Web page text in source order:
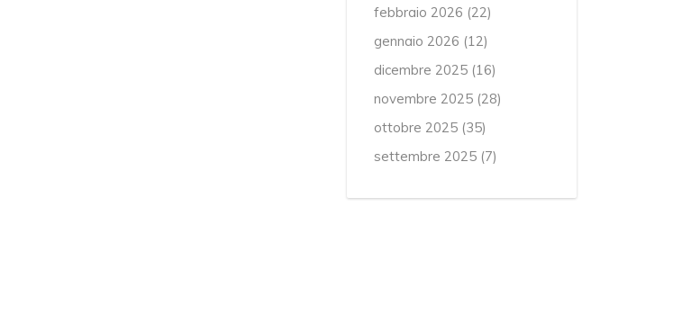
febbraio 2026 (22)
gennaio 2026 (12)
dicembre 2025 (16)
novembre 2025 (28)
ottobre 2025 (35)
settembre 2025 (7)